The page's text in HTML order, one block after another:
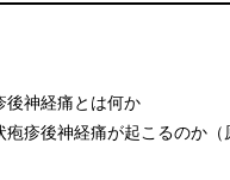
後神経痛とは何か
疱疹後神経痛が起こるのか（